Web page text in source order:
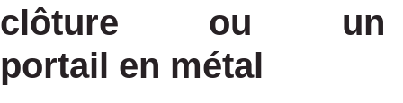
clôture ou un
portail en métal